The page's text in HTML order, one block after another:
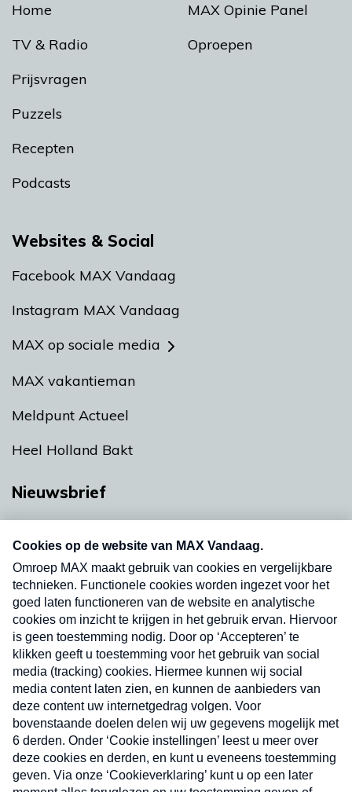
Home
TV & Radio
Prijsvragen
Puzzels
Recepten
Podcasts
MAX Opinie Panel
Oproepen
Websites & Social
Facebook MAX Vandaag
Instagram MAX Vandaag
MAX op sociale media
MAX vakantieman
Meldpunt Actueel
Heel Holland Bakt
Nieuwsbrief
nieuwsbrief. Elke vrijdag- en dinsdagochtend in
uw mailbox.
Verzend
Nieuwsbrief
Neem hier een gratis abonnement op onze